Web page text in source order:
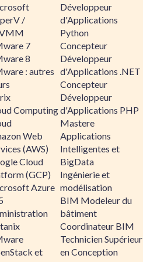
/
7
8
: autres
Computing
Web
(AWS)
Cloud
(GCP)
Azure
et
Développeur
d'Applications
Python
Concepteur
Développeur
d'Applications .NET
Concepteur
Développeur
d'Applications PHP
Mastere
Applications
Intelligentes et
BigData
Ingénierie et
modélisation
BIM Modeleur du
bâtiment
Coordinateur BIM
Technicien Supérieur
en Conception